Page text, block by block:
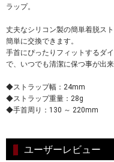
ラップ。
丈夫なシリコン製の簡単着脱ス
簡単に交換できます。
手首にぴったりフィットするダ
で、いつでも清潔に保つ事が出来
◆ストラップ幅：24mm
◆ストラップ重量：28g
◆手首周り：130 ～ 220mm
ユーザーレビュー